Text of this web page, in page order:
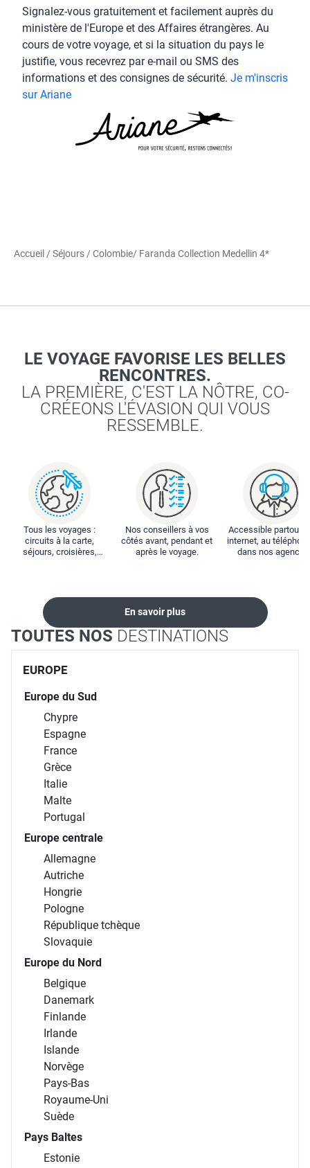
Signalez-vous gratuitement et facilement auprès du
ministère de l'Europe et des Affaires étrangères. Au
cours de votre voyage, et si la situation du pays le
justifie, vous recevrez par e-mail ou SMS des
informations et des consignes de sécurité. Je m'inscris
sur Ariane
Accueil /Séjours /Colombie/ Faranda Collection Medellin 4*
LE VOYAGE FAVORISE LES BELLES
RENCONTRES.
LA PREMIÈRE, C'EST LA NÔTRE, CO-
CRÉEONS L'ÉVASION QUI VOUS
RESSEMBLE.
Tous les voyages :
circuits à la carte,
séjours, croisières,
Nos conseillers à vos
côtés avant, pendant et
après le voyage.
Accessible partout :
internet, au
dans nos
En savoir plus
TOUTES NOS DESTINATIONS
EUROPE
Europe du Sud
Chypre
Espagne
France
Grèce
Italie
Malte
Portugal
Europe centrale
Allemagne
Autriche
Hongrie
Pologne
République tchèque
Slovaquie
Europe du Nord
Belgique
Danemark
Finlande
Irlande
Islande
Norvège
Pays-Bas
Royaume-Uni
Suède
Pays Baltes
Estonie